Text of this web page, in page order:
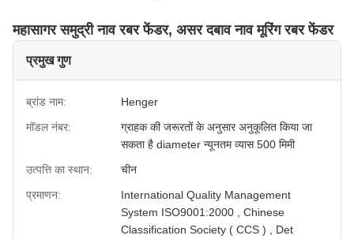
महासागर समुद्री नाव रबर फेंडर, असर दबाव नाव मूरिंग रबर फेंडर
प्रमुख गुण
ब्रांड नाम:
Henger
मॉडल नंबर:
ग्राहक की जरूरतों के अनुसार अनुकूलित किया जा
सकता है diameter न्यूनतम व्यास 500 मिमी
उत्पत्ति का स्थान:
चीन
प्रमाणन:
International Quality Management
System ISO9001:2000 , Chinese
Classification Society ( CCS ) , Det